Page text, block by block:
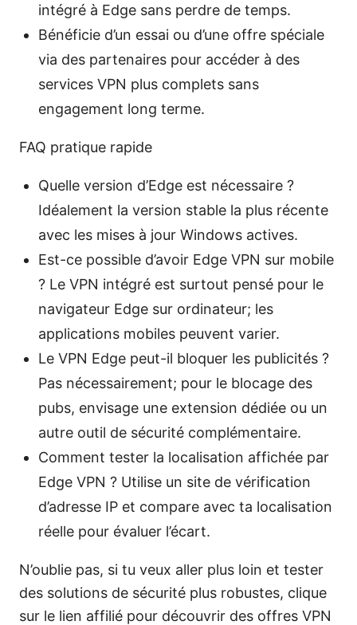
intégré à Edge sans perdre de temps.
Bénéficie d’un essai ou d’une offre spéciale
via des partenaires pour accéder à des
services VPN plus complets sans
engagement long terme.
FAQ pratique rapide
Quelle version d’Edge est nécessaire ?
Idéalement la version stable la plus récente
avec les mises à jour Windows actives.
Est-ce possible d’avoir Edge VPN sur mobile
? Le VPN intégré est surtout pensé pour le
navigateur Edge sur ordinateur; les
applications mobiles peuvent varier.
Le VPN Edge peut-il bloquer les publicités ?
Pas nécessairement; pour le blocage des
pubs, envisage une extension dédiée ou un
autre outil de sécurité complémentaire.
Comment tester la localisation affichée par
Edge VPN ? Utilise un site de vérification
d’adresse IP et compare avec ta localisation
réelle pour évaluer l’écart.
N’oublie pas, si tu veux aller plus loin et tester
des solutions de sécurité plus robustes, clique
sur le lien affilié pour découvrir des offres VPN